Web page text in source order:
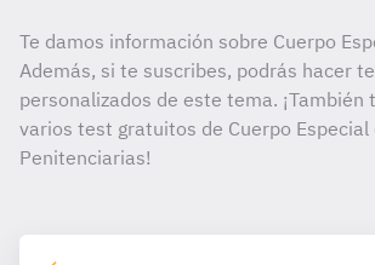
Te damos información sobre Cuerpo
Además, si te suscribes, podrás hacer
personalizados de este tema. ¡También
varios test gratuitos de Cuerpo
Penitenciarias!